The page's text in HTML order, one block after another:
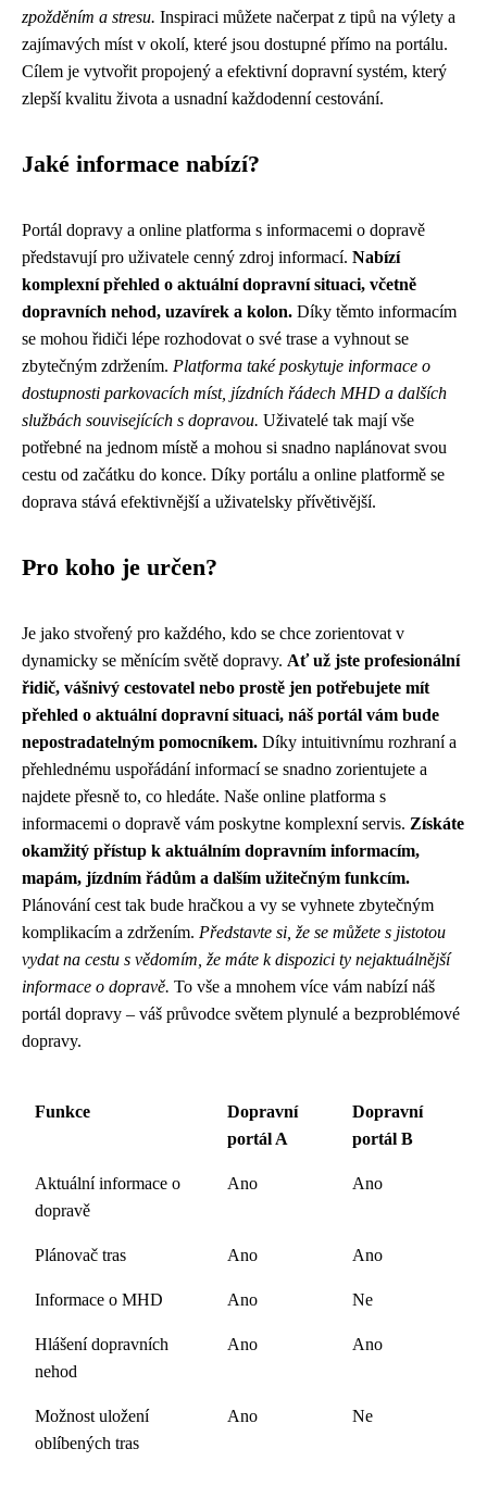
zpožděním a stresu. Inspiraci můžete načerpat z tipů na výlety a
zajímavých míst v okolí, které jsou dostupné přímo na portálu.
Cílem je vytvořit propojený a efektivní dopravní systém, který
zlepší kvalitu života a usnadní každodenní cestování.
Jaké informace nabízí?
Portál dopravy a online platforma s informacemi o dopravě
představují pro uživatele cenný zdroj informací. Nabízí
komplexní přehled o aktuální dopravní situaci, včetně
dopravních nehod, uzavírek a kolon. Díky těmto informacím
se mohou řidiči lépe rozhodovat o své trase a vyhnout se
zbytečným zdržením. Platforma také poskytuje informace o
dostupnosti parkovacích míst, jízdních řádech MHD a dalších
službách souvisejících s dopravou. Uživatelé tak mají vše
potřebné na jednom místě a mohou si snadno naplánovat svou
cestu od začátku do konce. Díky portálu a online platformě se
doprava stává efektivnější a uživatelsky přívětivější.
Pro koho je určen?
Je jako stvořený pro každého, kdo se chce zorientovat v
dynamicky se měnícím světě dopravy. Ať už jste profesionální
řidič, vášnivý cestovatel nebo prostě jen potřebujete mít
přehled o aktuální dopravní situaci, náš portál vám bude
nepostradatelným pomocníkem. Díky intuitivnímu rozhraní a
přehlednému uspořádání informací se snadno zorientujete a
najdete přesně to, co hledáte. Naše online platforma s
informacemi o dopravě vám poskytne komplexní servis. Získáte
okamžitý přístup k aktuálním dopravním informacím,
mapám, jízdním řádům a dalším užitečným funkcím.
Plánování cest tak bude hračkou a vy se vyhnete zbytečným
komplikacím a zdržením. Představte si, že se můžete s jistotou
vydat na cestu s vědomím, že máte k dispozici ty nejaktuálnější
informace o dopravě. To vše a mnohem více vám nabízí náš
portál dopravy – váš průvodce světem plynulé a bezproblémové
dopravy.
Funkce
Dopravní
portál A
Dopravní
portál B
Aktuální informace o
dopravě
Ano Ano
Plánovač tras Ano Ano
Informace o MHD Ano Ne
Hlášení dopravních
nehod
Ano Ano
Možnost uložení
oblíbených tras
Ano Ne